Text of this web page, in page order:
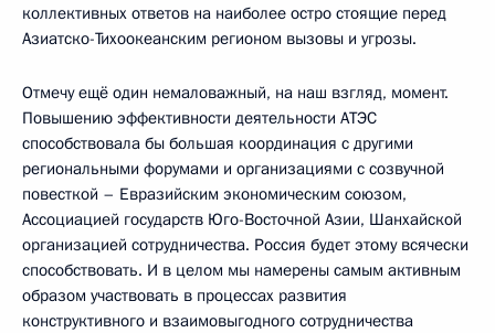
коллективных ответов на наиболее остро стоящие перед
Азиатско-Тихоокеанским регионом вызовы и угрозы.
Отмечу ещё один немаловажный, на наш взгляд, момент.
Повышению эффективности деятельности АТЭС
способствовала бы большая координация с другими
региональными форумами и организациями с созвучной
повесткой – Евразийским экономическим союзом,
Ассоциацией государств Юго-Восточной Азии, Шанхайской
организацией сотрудничества. Россия будет этому всячески
способствовать. И в целом мы намерены самым активным
образом участвовать в процессах развития
конструктивного и взаимовыгодного сотрудничества